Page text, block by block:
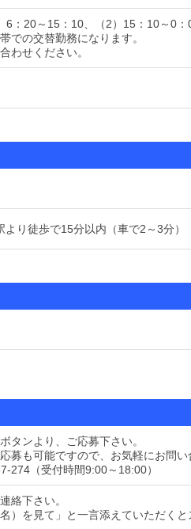
6：20～15：10、（2）15：10～0
での交替勤務になります。
わせください。
り徒歩で15分以内（車で2～3分）
タンより、ご応募下さい。
募も可能ですので、お気軽にお問い
274（受付時間9:00～18:00）
絡下さい。
）を見て」と一言添えていただくと